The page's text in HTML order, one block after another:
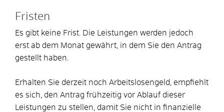
Fristen
Es gibt keine Frist. Die Leistungen werden jedoch
erst ab dem Monat gewährt, in dem Sie den Antrag
gestellt haben.
Erhalten Sie derzeit noch Arbeitslosengeld, empfiehlt
es sich, den Antrag frühzeitig vor Ablauf dieser
Leistungen zu stellen, damit Sie nicht in finanzielle